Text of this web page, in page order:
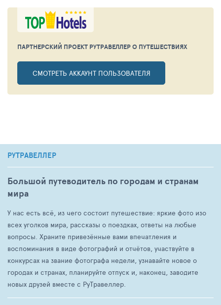
ПАРТНЕРСКИЙ ПРОЕКТ РУТРАВЕЛЛЕРО ПУТЕШЕСТВИЯХ
СМОТРЕТЬ АККАУНТ ПОЛЬЗОВАТЕЛЯ
РУТРАВЕЛЛЕР
Большой путеводитель по городам и странам
мира
У нас есть всё, из чего состоит путешествие: яркие фото изо
всех уголков мира, рассказы о поездках, ответы на любые
вопросы. Храните привезённые вами впечатления и
воспоминания в виде фотографий и отчётов, участвуйте в
конкурсах на звание фотографа недели, узнавайте новое о
городах и странах, планируйте отпуск и, наконец, заводите
новых друзей вместе с РуТравеллер.